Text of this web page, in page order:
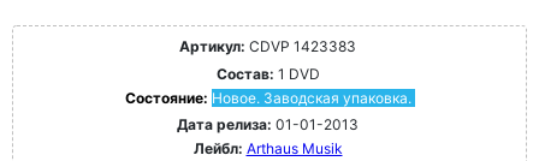
Артикул: CDVP 1423383
Состав: 1 DVD
Состояние: Новое. Заводская упаковка.
Дата релиза: 01-01-2013
Лейбл: Arthaus Musik